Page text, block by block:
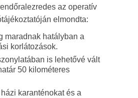
az operatív
elmondta:
maradnak hatályban a
korlátozások.
is lehetővé vált
50 kilométeres
karanténokat és a